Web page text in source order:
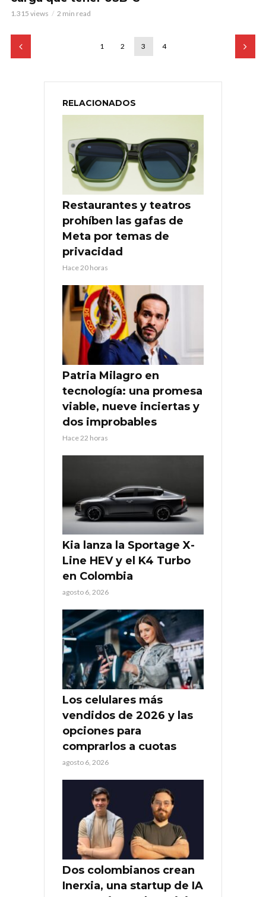
1.315 views 2 min read
1 2 3 4
RELACIONADOS
Restaurantes y teatros
prohíben las gafas de
Meta por temas de
privacidad
Hace 20 horas
Patria Milagro en
tecnología: una promesa
viable, nueve inciertas y
dos improbables
Hace 22 horas
Kia lanza la Sportage X-
Line HEV y el K4 Turbo
en Colombia
agosto 6, 2026
Los celulares más
vendidos de 2026 y las
opciones para
comprarlos a cuotas
agosto 6, 2026
Dos colombianos crean
Inerxia, una startup de IA